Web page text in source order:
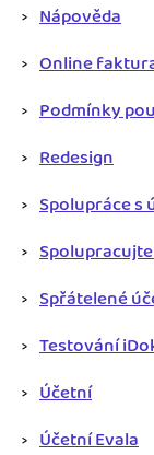
Nápověda
Online
Podmínky
Redesign
Spolupráce s
Spřátelené
Testování
Účetní
Účetní Evala